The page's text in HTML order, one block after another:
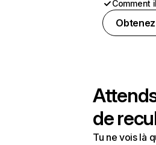
Comment
de
Tu ne vois là